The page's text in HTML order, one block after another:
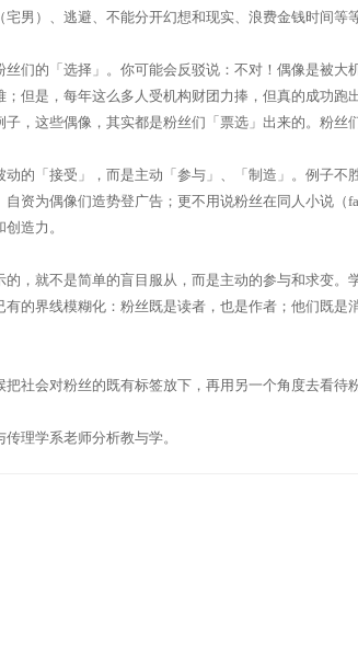
男）、逃避、不能分开幻想和现实、浪费金钱时间等
丝们的「选择」。你可能会反驳说：不对！偶像是被
；但是，每年这么多人受机构财团力捧，但真的成功
，这些偶像，其实都是粉丝们「票选」出来的。粉丝
动的「接受」，而是主动「参与」、「制造」。例子
自资为偶像们造势登广告；更不用说粉丝在同人小说
造力。
，就不是简单的盲目服从，而是主动的参与和求变。
有的界线模糊化：粉丝既是读者，也是作者；他们既
社会对粉丝的既有标签放下，再用另一个角度去看待
理学系老师分析教与学。